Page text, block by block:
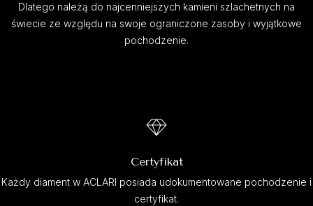
Dlatego należą do najcenniejszych kamieni szlachetnych na
świecie ze względu na swoje ograniczone zasoby i wyjątkowe
pochodzenie.
Certyfikat
Każdy diament w ACLARI posiada udokumentowane pochodzenie i
certyfikat.